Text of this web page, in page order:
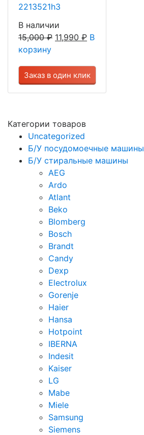
2213521h3
В наличии
15,000₽ 11,990 ₽ В
корзину
Заказ в один клик
Категории товаров
Uncategorized
Б/У посудомоечные машины
Б/У стиральные машины
AEG
Ardo
Atlant
Beko
Blomberg
Bosch
Brandt
Candy
Dexp
Electrolux
Gorenje
Haier
Hansa
Hotpoint
IBERNA
Indesit
Kaiser
LG
Mabe
Miele
Samsung
Siemens